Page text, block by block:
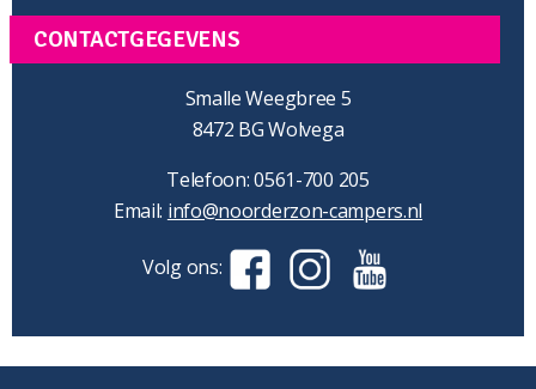
CONTACTGEGEVENS
Smalle Weegbree 5
8472 BG Wolvega
Telefoon: 0561-700 205
Email: info@noorderzon-campers.nl
Volg ons: